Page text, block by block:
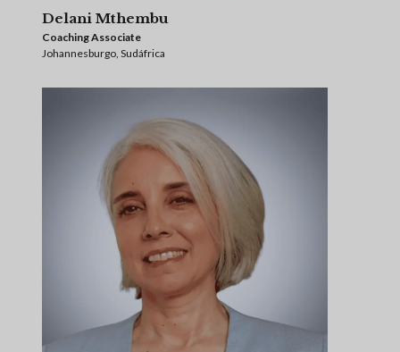
Delani Mthembu
Coaching Associate
Johannesburgo, Sudáfrica